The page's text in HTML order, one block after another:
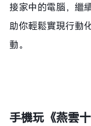
接家中的電腦，繼
助你輕鬆實現行動
動。
手機玩《燕雲